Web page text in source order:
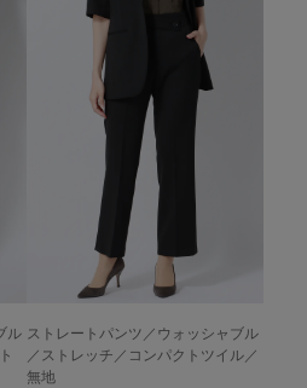
ル ストレートパンツ／ウォッシャブル
／ストレッチ／コンパクトツイル／
無地